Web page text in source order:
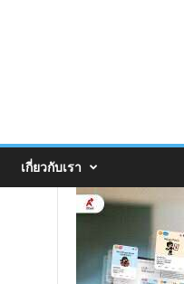
เกี่ยวกับเรา